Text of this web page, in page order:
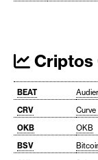
Criptos
BEAT
CRV
OKB
OKB
BSV